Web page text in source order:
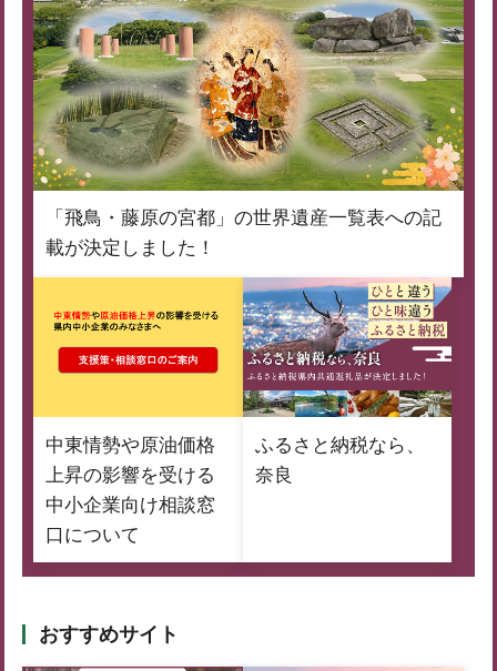
「飛鳥・藤原の宮都」の世界遺産一覧表への記
載が決定しました！
中東情勢や原油価格
上昇の影響を受ける
中小企業向け相談窓
口について
ふるさと納税なら、
奈良
おすすめサイト